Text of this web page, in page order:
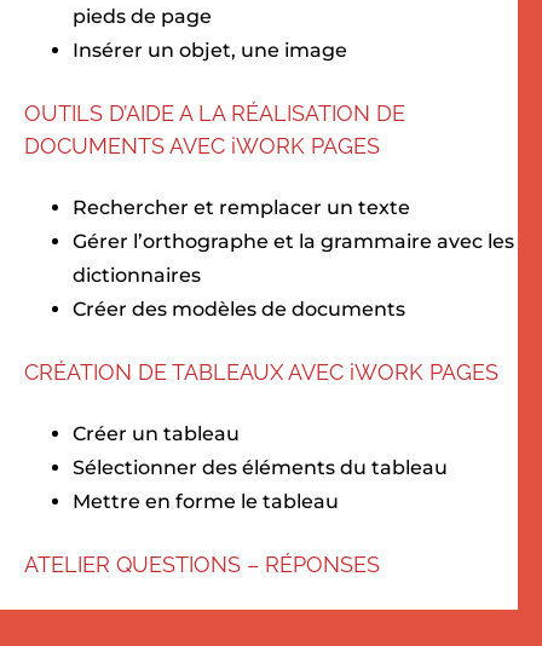
pieds de page
Insérer un objet, une image
OUTILS D’AIDE A LA RÉALISATION DE
DOCUMENTS AVEC iWORK PAGES
Rechercher et remplacer un texte
Gérer l’orthographe et la grammaire avec les
dictionnaires
Créer des modèles de documents
CRÉATION DE TABLEAUX AVEC iWORK PAGES
Créer un tableau
Sélectionner des éléments du tableau
Mettre en forme le tableau
ATELIER QUESTIONS – RÉPONSES